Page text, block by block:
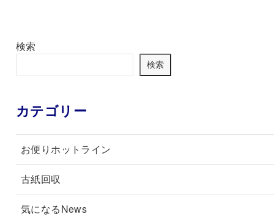
検索
検索
カテゴリー
お便りホットライン
古紙回収
気になるNews